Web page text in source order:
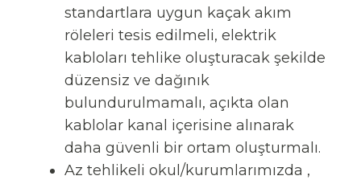
standartlara uygun kaçak akım
röleleri tesis edilmeli, elektrik
kabloları tehlike oluşturacak şekilde
düzensiz ve dağınık
bulundurulmamalı, açıkta olan
kablolar kanal içerisine alınarak
daha güvenli bir ortam oluşturmalı.
Az tehlikeli okul/kurumlarımızda ,